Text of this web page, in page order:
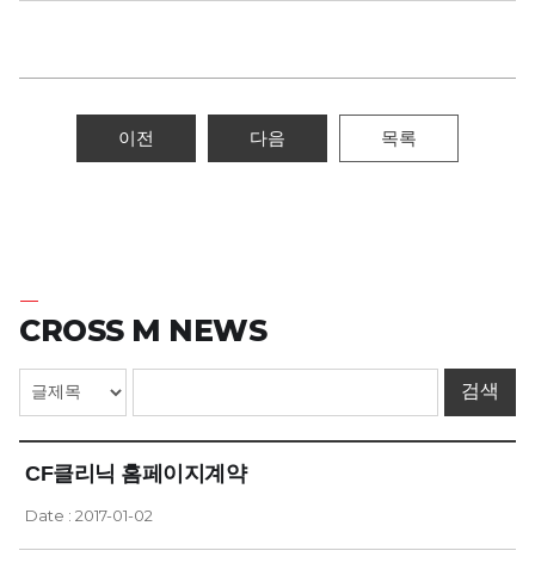
이전 다음 목록
CROSS M NEWS
CF클리닉 홈페이지계약
Date : 2017-01-02